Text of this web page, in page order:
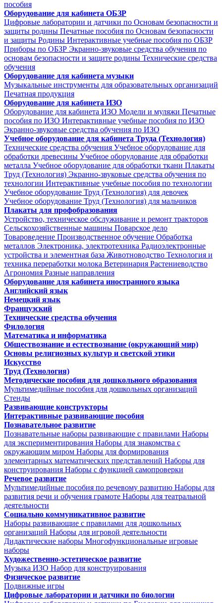
пособия
Оборудование для кабинета ОБЗР
Цифровые лаборатории и датчики по Основам безопасности и
защиты родины Печатные пособия по Основам безопасности
и защиты Родины Интерактивные учебные пособия по ОБЗР
Приборы по ОБЗР Экранно-звуковые средства обучения по
основам безопасности и защите родины Технические средства
обучения
Оборудование для кабинета музыки
Музыкальные инструменты для образовательных организаций
Печатная продукция
Оборудование для кабинета ИЗО
Оборудование для кабинета ИЗО Модели и муляжи Печатные
пособия по ИЗО Интерактивные учебные пособия по ИЗО
Экранно-звуковые средства обучения по ИЗО
Учебное оборудование для кабинета Труда (Технология)
Технические средства обучения Учебное оборудование для
обработки древесины Учебное оборудование для обработки
металла Учебное оборудование для обработки ткани Плакаты
Труд (Технология) Экранно-звуковые средства обучения по
технологии Интерактивные учебные пособия по технологии
Учебное оборудование Труд (Технология) для девочек
Учебное оборудование Труд (Технология) для мальчиков
Плакаты для профобразования
Устройство, техническое обслуживание и ремонт тракторов
Сельскохозяйственные машины Поварское дело
Товароведение Производственное обучение Обработка
металлов Электроника, электротехника Радиоэлектронные
устройства и элементная база Животноводство Технология и
техника переработки молока Ветеринария Растениеводство
Агрономия Разные направления
Оборудование для кабинета иностранного языка
Английский язык
Немецкий язык
Французский
Технические средства обучения
Филология
Математика и информатика
Обществознание и естествознание (окружающий мир)
Основы религиозных культур и светской этики
Искусство
Труд (Технология)
Методические пособия для дошкольного образования
Мультимедийные пособия для дошкольных организаций
Стенды
Развивающие конструкторы
Интерактивные развивающие пособия
Познавательное развитие
Познавательные наборы развивающие с правилами Наборы
для экспериментирования Наборы для знакомства с
окружающим миром Наборы для формирования
элементарных математических представлений Наборы для
конструирования Наборы с функцией самопроверки
Речевое развитие
Мультимедийные пособия по речевому развитию Наборы для
развития речи и обучения грамоте Наборы для театральной
деятельности
Социально коммуникативное развитие
Наборы развивающие с правилами для дошкольных
организаций Наборы для игровой деятельности
Дидактические наборы Многофункциональные игровые
наборы
Художественно-эстетическое развитие
Музыка ИЗО Набор для конструирования
Физическое развитие
Подвижные игры
Цифровые лаборатории и датчики по биологии